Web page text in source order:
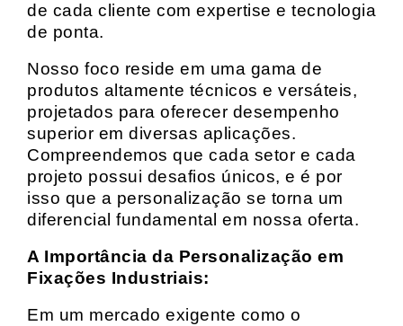
de cada cliente com expertise e tecnologia
de ponta.
Nosso foco reside em uma gama de
produtos altamente técnicos e versáteis,
projetados para oferecer desempenho
superior em diversas aplicações.
Compreendemos que cada setor e cada
projeto possui desafios únicos, e é por
isso que a personalização se torna um
diferencial fundamental em nossa oferta.
A Importância da Personalização em
Fixações Industriais:
Em um mercado exigente como o